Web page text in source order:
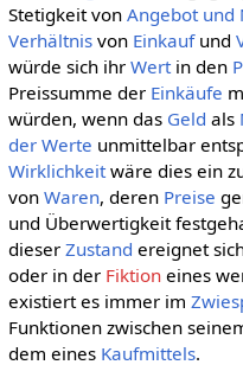
Stetigkeit von Angebot und
Verhältnisvon Einkaufund
würde sich ihr Wertin den
Preissumme der Einkäufe
würden, wenn das Geld als
der Werte unmittelbar
Wirklichkeitwäre dies ein
von Waren, deren Preise
und Überwertigkeit
dieser Zustand ereignet
oder in der Fiktioneines
existiert es immer im
Funktionen zwischen
dem eines Kaufmittels.